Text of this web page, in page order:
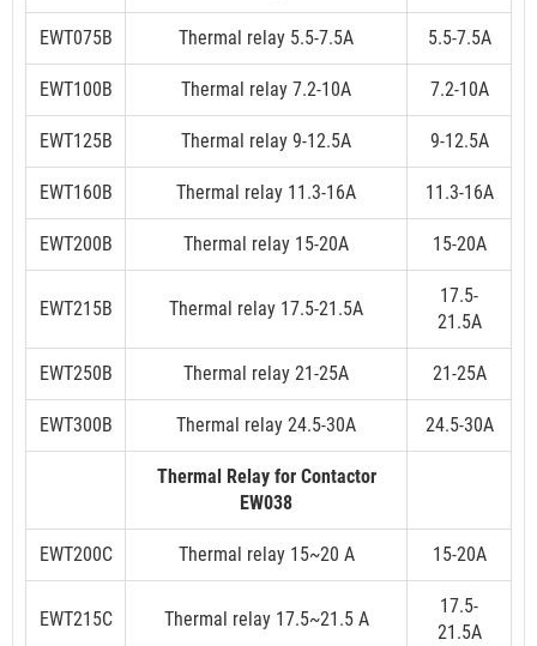
EWT075B Thermal relay 5.5-7.5A 5.5-7.5A
EWT100B Thermal relay 7.2-10A 7.2-10A
EWT125B Thermal relay 9-12.5A 9-12.5A
EWT160B Thermal relay 11.3-16A 11.3-16A
EWT200B Thermal relay 15-20A 15-20A
EWT215B Thermal relay 17.5-21.5A
17.5-
21.5A
EWT250B Thermal relay 21-25A 21-25A
EWT300B Thermal relay 24.5-30A 24.5-30A
Thermal Relay for Contactor
EW038
EWT200C Thermal relay 15~20 A 15-20A
EWT215C Thermal relay 17.5~21.5 A
17.5-
21.5A